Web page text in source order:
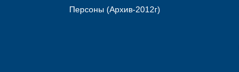
Персоны (Архив-2012г)